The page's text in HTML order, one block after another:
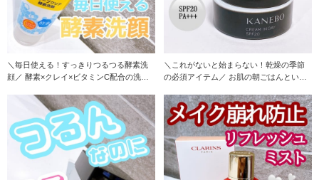
＼毎日使える！すっきりつるつる酵素洗
顔／ 酵素×クレイ×ビタミンC配合の洗
＼これがないと始まらない！乾燥の季節
の必須アイテム／ お肌の朝ごはんといえ